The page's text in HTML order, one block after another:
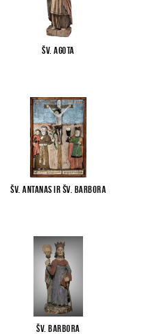
Šv. Agota
Šv. Antanas ir Šv. Barbora
Šv. Barbora